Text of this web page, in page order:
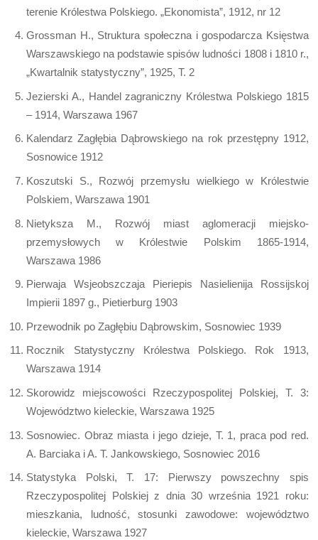
terenie Królestwa Polskiego. „Ekonomista”, 1912, nr 12
Grossman H., Struktura społeczna i gospodarcza Księstwa
Warszawskiego na podstawie spisów ludności 1808 i 1810 r.,
„Kwartalnik statystyczny”, 1925, T. 2
Jezierski A., Handel zagraniczny Królestwa Polskiego 1815
– 1914, Warszawa 1967
Kalendarz Zagłębia Dąbrowskiego na rok przestępny 1912,
Sosnowice 1912
Koszutski S., Rozwój przemysłu wielkiego w Królestwie
Polskiem, Warszawa 1901
Nietyksza M., Rozwój miast aglomeracji miejsko-
przemysłowych w Królestwie Polskim 1865-1914,
Warszawa 1986
Pierwaja Wsjeobszczaja Pieriepis Nasielienija Rossijskoj
Impierii 1897 g., Pietierburg 1903
Przewodnik po Zagłębiu Dąbrowskim, Sosnowiec 1939
Rocznik Statystyczny Królestwa Polskiego. Rok 1913,
Warszawa 1914
Skorowidz miejscowości Rzeczypospolitej Polskiej, T. 3:
Województwo kieleckie, Warszawa 1925
Sosnowiec. Obraz miasta i jego dzieje, T. 1, praca pod red.
A. Barciaka i A. T. Jankowskiego, Sosnowiec 2016
Statystyka Polski, T. 17: Pierwszy powszechny spis
Rzeczypospolitej Polskiej z dnia 30 września 1921 roku:
mieszkania, ludność, stosunki zawodowe: województwo
kieleckie, Warszawa 1927